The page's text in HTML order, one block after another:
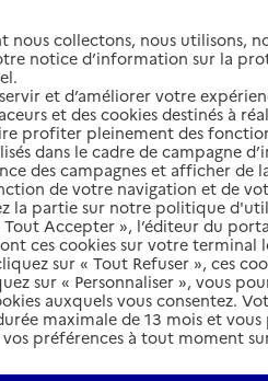
cette recherche aux favoris
nous collectons, nous utilisons,
notice d’information sur la
et d’améliorer votre
et des cookies destinés à
profiter pleinement des
dans le cadre de campagne
des campagnes et afficher de
de votre navigation et de
la partie sur notre politique
Accepter », l’éditeur du
ces cookies sur votre terminal
sur « Tout Refuser », ces
sur « Personnaliser », vous
auxquels vous consentez.
maximale de 13 mois et
préférences à tout moment